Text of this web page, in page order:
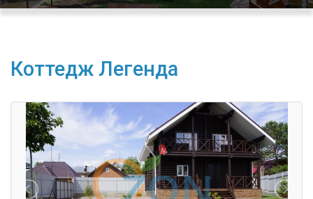
Коттедж Легенда